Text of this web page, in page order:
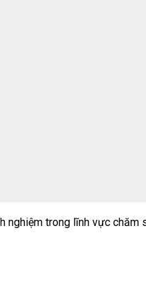
trong lĩnh vực